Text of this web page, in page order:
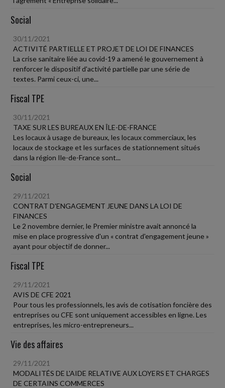
Social
30/11/2021
ACTIVITÉ PARTIELLE ET PROJET DE LOI DE FINANCES
La crise sanitaire liée au covid-19 a amené le gouvernement à
renforcer le dispositif d'activité partielle par une série de
textes. Parmi ceux-ci, une...
Fiscal TPE
30/11/2021
TAXE SUR LES BUREAUX EN ÎLE-DE-FRANCE
Les locaux à usage de bureaux, les locaux commerciaux, les
locaux de stockage et les surfaces de stationnement situés
dans la région Ile-de-France sont...
Social
29/11/2021
CONTRAT D'ENGAGEMENT JEUNE DANS LA LOI DE
FINANCES
Le 2 novembre dernier, le Premier ministre avait annoncé la
mise en place progressive d'un « contrat d'engagement jeune »
ayant pour objectif de donner...
Fiscal TPE
29/11/2021
AVIS DE CFE 2021
Pour tous les professionnels, les avis de cotisation foncière des
entreprises ou CFE sont uniquement accessibles en ligne. Les
entreprises, les micro-entrepreneurs...
Vie des affaires
29/11/2021
MODALITÉS DE L'AIDE RELATIVE AUX LOYERS ET CHARGES
DE CERTAINS COMMERCES